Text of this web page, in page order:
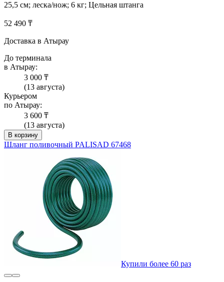
25,5 см; леска/нож; 6 кг; Цельная штанга
52 490 ₸
Доставка в Атырау
До терминала
в Атырау:
3 000 ₸
(13 августа)
Курьером
по Атырау:
3 600 ₸
(13 августа)
В корзину
Шланг поливочный PALISAD 67468
Купили более 60 раз